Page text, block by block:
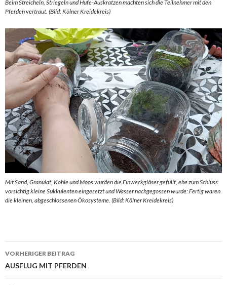
Beim Streicheln, Striegeln und Hufe-Auskratzen machten sich die Teilnehmer mit den
Pferden vertraut. (Bild: Kölner Kreidekreis)
Mit Sand, Granulat, Kohle und Moos wurden die Einweckgläser gefüllt, ehe zum Schluss
vorsichtig kleine Sukkulenten eingesetzt und Wasser nachgegossen wurde: Fertig waren
die kleinen, abgeschlossenen Ökosysteme. (Bild: Kölner Kreidekreis)
Beitrags-
Navigation
VORHERIGER BEITRAG
AUSFLUG MIT PFERDEN